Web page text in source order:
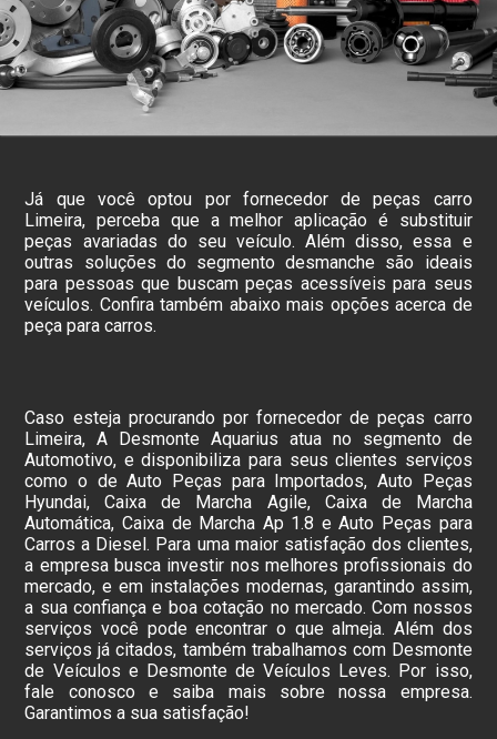
Já que você optou por fornecedor de peças carro
Limeira, perceba que a melhor aplicação é substituir
peças avariadas do seu veículo. Além disso, essa e
outras soluções do segmento desmanche são ideais
para pessoas que buscam peças acessíveis para seus
veículos. Confira também abaixo mais opções acerca de
peça para carros.
Caso esteja procurando por fornecedor de peças carro
Limeira, A Desmonte Aquarius atua no segmento de
Automotivo, e disponibiliza para seus clientes serviços
como o de Auto Peças para Importados, Auto Peças
Hyundai, Caixa de Marcha Agile, Caixa de Marcha
Automática, Caixa de Marcha Ap 1.8 e Auto Peças para
Carros a Diesel. Para uma maior satisfação dos clientes,
a empresa busca investir nos melhores profissionais do
mercado, e em instalações modernas, garantindo assim,
a sua confiança e boa cotação no mercado. Com nossos
serviços você pode encontrar o que almeja. Além dos
serviços já citados, também trabalhamos com Desmonte
de Veículos e Desmonte de Veículos Leves. Por isso,
fale conosco e saiba mais sobre nossa empresa.
Garantimos a sua satisfação!